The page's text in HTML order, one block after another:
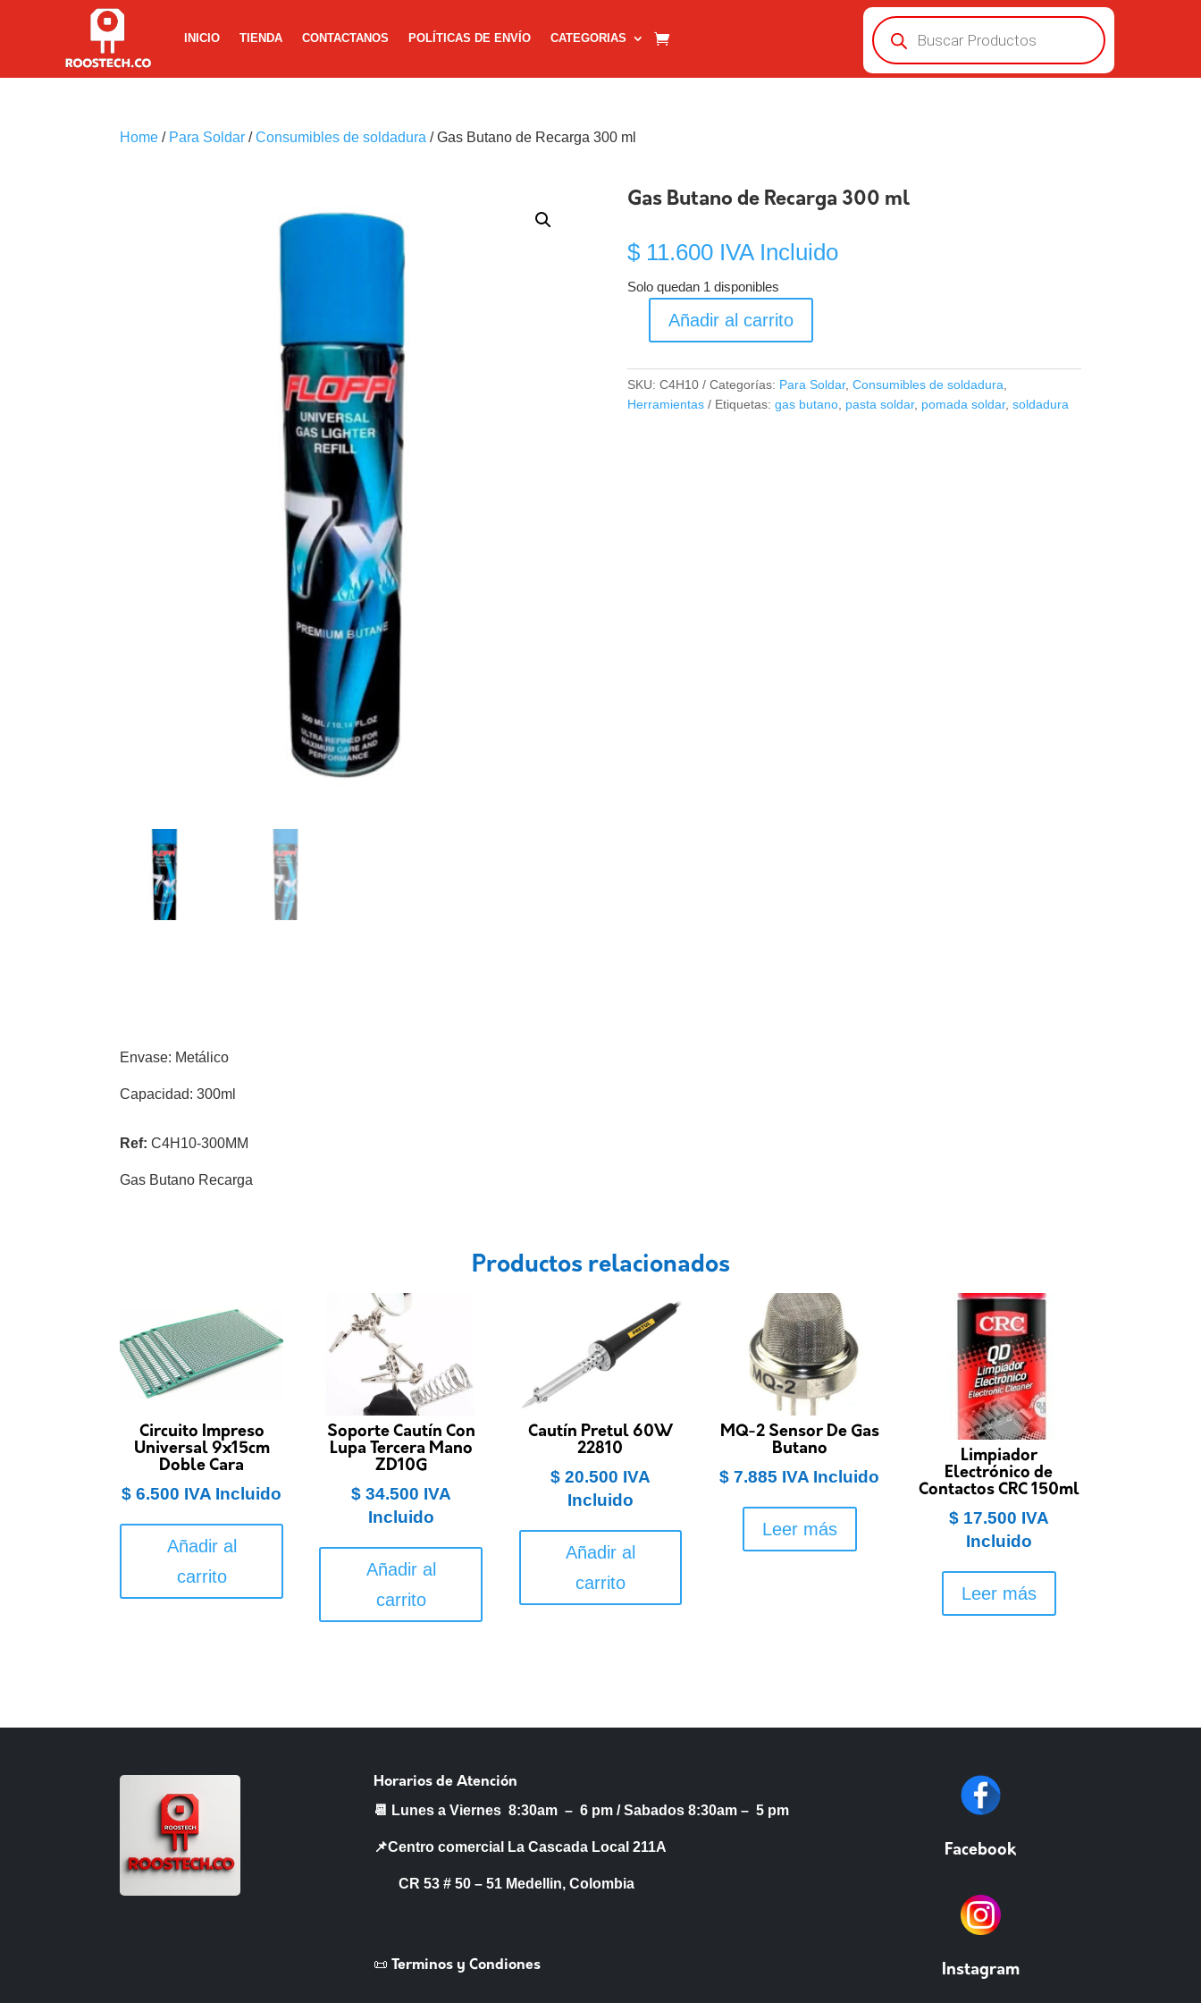
INICIO TIENDA CONTACTANOS POLÍTICAS DE ENVÍO CATEGORIAS
Búsqueda
de
productos
Home / Para Soldar /Consumibles de soldadura / Gas Butano de Recarga 300 ml
Gas Butano de Recarga 300 ml
$11.600 IVA Incluido
Solo quedan 1 disponibles
Recarga
Añadir al carrito
SKU: C4H10 Categorías: Para Soldar, Consumibles de soldadura
Herramientas
Etiquetas: gas butano, pasta soldar, pomada soldar, soldadura
Envase: Metálico
Capacidad: 300ml
Ref: C4H10-300MM
Gas Butano Recarga
Productos relacionados
Circuito Impreso
Universal 9x15cm
Doble Cara
$ 6.500 IVA Incluido
Añadir al
carrito
Soporte Cautín Con
Lupa Tercera Mano
ZD10G
$34.500 IVA
Incluido
Añadir al
carrito
Cautín Pretul 60W
22810
$20.500 IVA
Incluido
Añadir al
carrito
MQ-2 Sensor De Gas
Butano
$ 7.885 IVA Incluido
Leer más
Limpiador
Electrónico de
Contactos CRC 150ml
$17.500 IVA
Incluido
Leer más
Horarios de Atención
📆 Lunes a Viernes 8:30am – 6 pm /Sabados 8:30am – 5 pm
📌Centro comercial La Cascada Local 211A
CR 53 # 50 – 51 Medellin, Colombia
📜 Terminos y Condiones
Facebook
Instagram